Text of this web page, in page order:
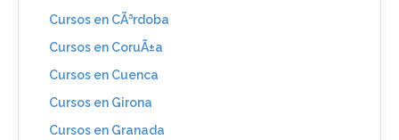
Cursos en CÃ³rdoba
Cursos en CoruÃ±a
Cursos en Cuenca
Cursos en Girona
Cursos en Granada